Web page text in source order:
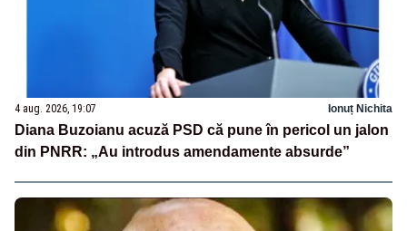
4 aug. 2026, 19:07 Ionuț Nichita
Diana Buzoianu acuză PSD că pune în pericol un jalon
din PNRR: „Au introdus amendamente absurde”